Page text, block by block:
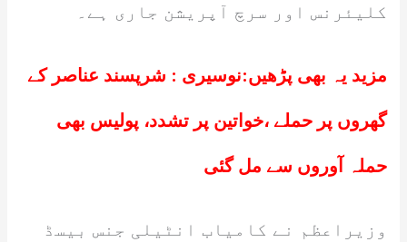
کلیئرنس اور سرچ آپریشن جاری ہے۔
مزید یہ بھی پڑھیں:نوسیری : شرپسند عناصر کے
گھروں پر حملے ،خواتین پر تشدد، پولیس بھی
حملہ آوروں سے مل گئی
وزیراعظم نے کامیاب انٹیلی جنس بیسڈ